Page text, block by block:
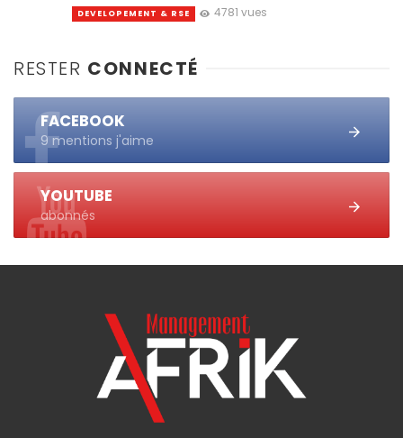
DEVELOPEMENT & RSE 4781 vues
RESTER CONNECTÉ
FACEBOOK
9 mentions j'aime
YOUTUBE
abonnés